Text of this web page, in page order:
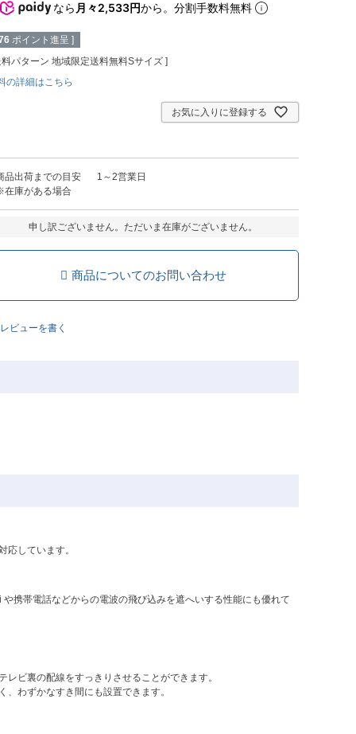
なら 月々2,533円から。分割手数料無料
ポイント進呈 ]
パターン 地域限定送料無料Sサイズ
の詳細はこちら
お気に入りに登録する
品出荷までの目安
庫がある場合
1～2営業日
申し訳ございません。ただいま在庫がございません。
商品についてのお問い合わせ
レビューを書く
しています。
携帯電話などからの電波の飛び込みを遮へいする性能にも優れて
ビ裏の配線をすっきりさせることができます。
わずかなすき間にも設置できます。